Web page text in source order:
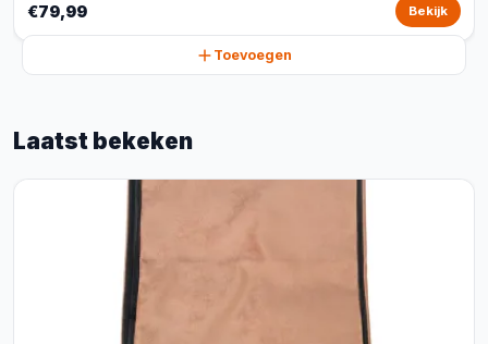
€79,99 Bekijk
Toevoegen
Laatst bekeken